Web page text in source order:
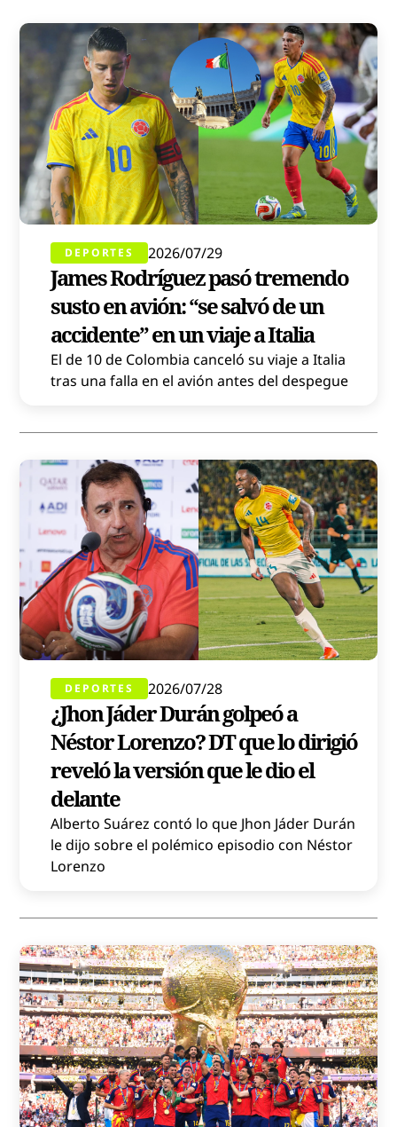
DEPORTES 2026/07/29
James Rodríguez pasó tremendo
susto en avión: “se salvó de un
accidente” en un viaje a Italia
El de 10 de Colombia canceló su viaje a Italia
tras una falla en el avión antes del despegue
DEPORTES 2026/07/28
¿Jhon Jáder Durán golpeó a
Néstor Lorenzo? DT que lo dirigió
reveló la versión que le dio el
delante
Alberto Suárez contó lo que Jhon Jáder Durán
le dijo sobre el polémico episodio con Néstor
Lorenzo